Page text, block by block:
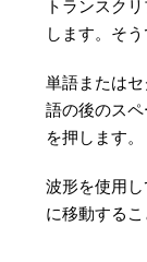
トランスク
します。そ
単語または
語の後のスペ
を押します。
波形を使用
に移動するこ